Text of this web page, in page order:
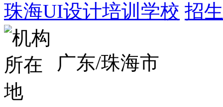
珠海UI设计培训学校 招
广东/珠海市